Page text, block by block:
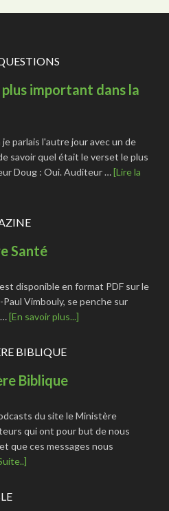
important dans la
parlais l'autre jour avec un de
savoir quel était le verset le plus
Doug : Oui. Auditeur …[Lire la
Santé
disponible en format PDF sur le
Vimbouly, se penche sur
…[En savoir plus...]
BIBLIQUE
Biblique
du site le Ministère
qui ont pour but de nous
que ces messages nous